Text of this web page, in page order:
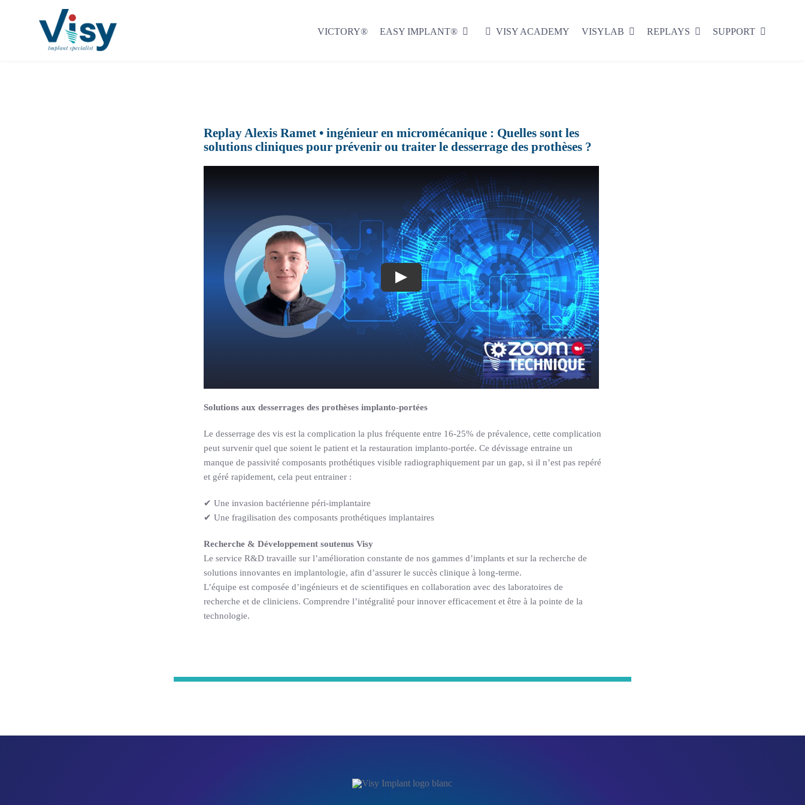
VICTORY® EASY IMPLANT® VISY ACADEMY VISYLAB REPLAYS SUPPORT
Replay Alexis Ramet • ingénieur en micromécanique : Quelles sont les
solutions cliniques pour prévenir ou traiter le desserrage des prothèses ?
Solutions aux desserrages des prothèses implanto-portées
Le desserrage des vis est la complication la plus fréquente entre 16-25% de prévalence, cette complication
peut survenir quel que soient le patient et la restauration implanto-portée. Ce dévissage entraine un
manque de passivité composants prothétiques visible radiographiquement par un gap, si il n’est pas repéré
et géré rapidement, cela peut entrainer :
✔ Une invasion bactérienne péri-implantaire
✔ Une fragilisation des composants prothétiques implantaires
Recherche & Développement soutenus Visy
Le service R&D travaille sur l’amélioration constante de nos gammes d’implants et sur la recherche de
solutions innovantes en implantologie, afin d’assurer le succès clinique à long-terme.
L’équipe est composée d’ingénieurs et de scientifiques en collaboration avec des laboratoires de
recherche et de cliniciens. Comprendre l’intégralité pour innover efficacement et être à la pointe de la
technologie.